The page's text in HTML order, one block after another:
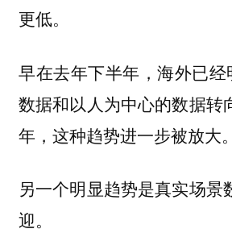
更低。
早在去年下半年，海外已
数据和以人为中心的数据转
年，这种趋势进一步被放大。
另一个明显趋势是真实场景
迎。